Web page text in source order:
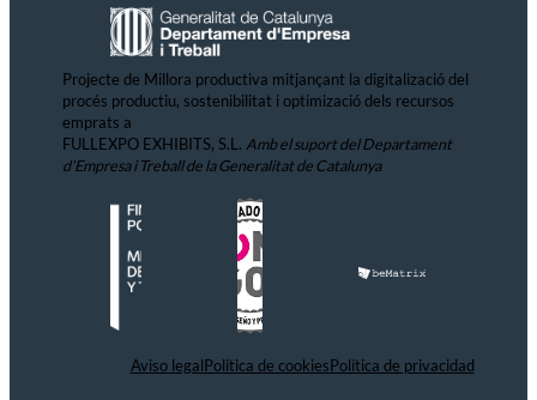
Projecte de Millora productiva mitjançant la digitalizació del
procés productiu, sostenibilitat i optimizació dels recursos
emprats a
FULLEXPO EXHIBITS, S.L. Amb el suport del Departament
d’Empresa i Treball de la Generalitat de Catalunya
Aviso legal Política de cookies Política de privacidad